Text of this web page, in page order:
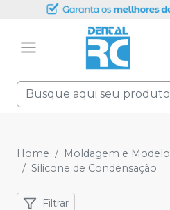
Home
Moldagem e Modelo
Silicone de Condensação
Filtrar